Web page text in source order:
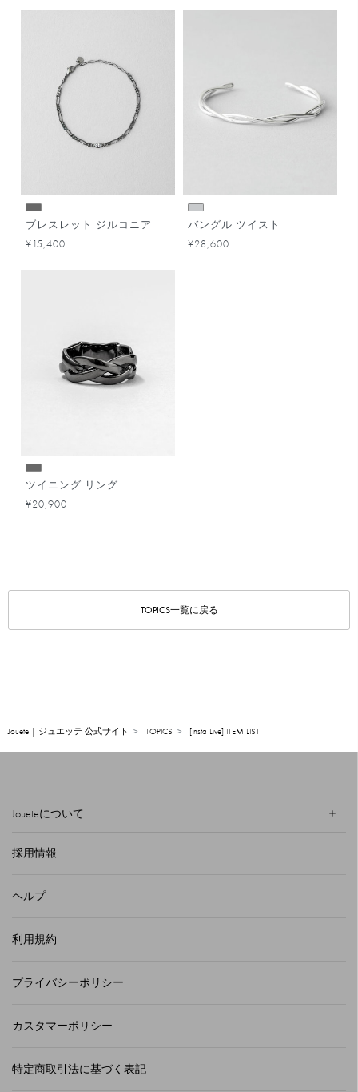
ブレスレット ジルコニア
¥15,400
バングル ツイスト
¥28,600
ツイニング リング
¥20,900
TOPICS一覧に戻る
Jouete | ジュエッテ 公式サイト TOPICS [Insta Live] ITEM LIST
Joueteについて
採用情報
ヘルプ
利用規約
プライバシーポリシー
カスタマーポリシー
特定商取引法に基づく表記